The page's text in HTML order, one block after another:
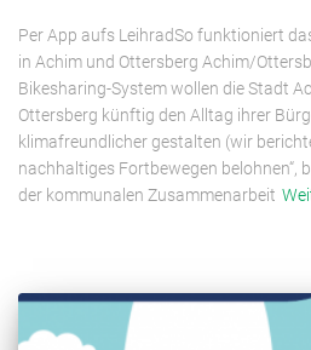
Per App aufs LeihradSo funktioniert
in Achim und Ottersberg Achim/
Bikesharing-System wollen die Stadt
Ottersberg künftig den Alltag ihrer
klimafreundlicher gestalten (wir
nachhaltiges Fortbewegen belohnen“,
der kommunalen Zusammenarbeit